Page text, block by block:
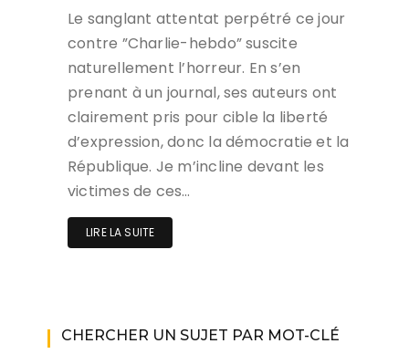
Le sanglant attentat perpétré ce jour
contre ”Charlie-hebdo” suscite
naturellement l’horreur. En s’en
prenant à un journal, ses auteurs ont
clairement pris pour cible la liberté
d’expression, donc la démocratie et la
République. Je m’incline devant les
victimes de ces…
LIRE LA SUITE
CHERCHER UN SUJET PAR MOT-CLÉ